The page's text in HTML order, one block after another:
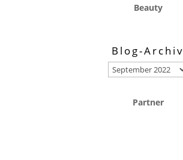
Beauty
Blog-Archiv
Blog-
Partner